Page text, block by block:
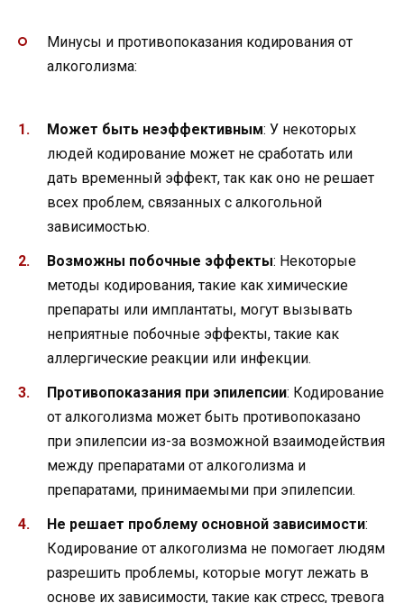
Минусы и противопоказания кодирования от
алкоголизма:
Может быть неэффективным: У некоторых
людей кодирование может не сработать или
дать временный эффект, так как оно не решает
всех проблем, связанных с алкогольной
зависимостью.
Возможны побочные эффекты: Некоторые
методы кодирования, такие как химические
препараты или имплантаты, могут вызывать
неприятные побочные эффекты, такие как
аллергические реакции или инфекции.
Противопоказания при эпилепсии: Кодирование
от алкоголизма может быть противопоказано
при эпилепсии из-за возможной взаимодействия
между препаратами от алкоголизма и
препаратами, принимаемыми при эпилепсии.
Не решает проблему основной зависимости:
Кодирование от алкоголизма не помогает людям
разрешить проблемы, которые могут лежать в
основе их зависимости, такие как стресс, тревога